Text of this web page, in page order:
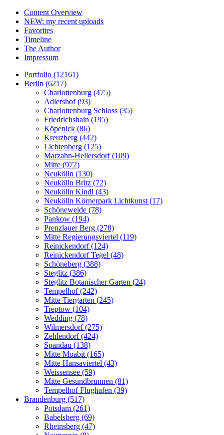
Content Overview
NEW: my recent uploads
Favorites
Timeline
The Author
Impressum
Portfolio (12161)
Berlin (6217)
Charlottenburg (475)
Adlershof (93)
Charlottenburg Schloss (35)
Friedrichshain (195)
Köpenick (86)
Kreuzberg (442)
Lichtenberg (125)
Marzahn-Hellersdorf (109)
Mitte (972)
Neukölln (130)
Neukölln Britz (72)
Neukölln Kindl (43)
Neukölln Körnerpark Lichtkunst (17)
Schöneweide (78)
Pankow (194)
Prenzlauer Berg (278)
Mitte Regierungsviertel (119)
Reinickendorf (124)
Reinickendorf Tegel (48)
Schöneberg (388)
Steglitz (386)
Steglitz Botanischer Garten (24)
Tempelhof (242)
Mitte Tiergarten (245)
Treptow (104)
Wedding (78)
Wilmersdorf (275)
Zehlendorf (424)
Spandau (138)
Mitte Moabit (165)
Mitte Hansaviertel (43)
Weissensee (59)
Mitte Gesundbrunnen (81)
Tempelhof Flughafen (39)
Brandenburg (517)
Potsdam (261)
Babelsberg (69)
Rheinsberg (47)